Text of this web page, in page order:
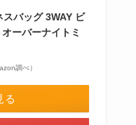
バッグ 3WAY ビ
ーバーナイトミ
調べ）
る